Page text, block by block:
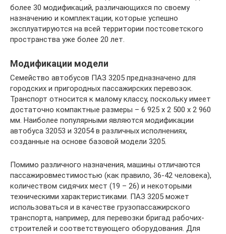
более 30 модификаций, различающихся по своему
назначению и комплектации, которые успешно
эксплуатируются на всей территории постсоветского
пространства уже более 20 лет.
Модификации модели
Семейство автобусов ПАЗ 3205 предназначено для
городских и пригородных пассажирских перевозок.
Транспорт относится к малому классу, поскольку имеет
достаточно компактные размеры – 6 925 х 2 500 х 2 960
мм. Наиболее популярными являются модификации
автобуса 32053 и 32054 в различных исполнениях,
созданные на основе базовой модели 3205.
Помимо различного назначения, машины отличаются
пассажировместимостью (как правило, 36-42 человека),
количеством сидячих мест (19 – 26) и некоторыми
техническими характеристиками. ПАЗ 3205 может
использоваться и в качестве грузопассажирского
транспорта, например, для перевозки бригад рабочих-
строителей и соответствующего оборудования. Для